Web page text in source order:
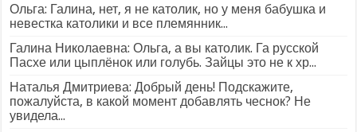
Ольга: Галина, нет, я не католик, но у меня бабушка и
невестка католики и все племянник...
Галина Николаевна: Ольга, а вы католик. Га русской
Пасхе или цыплёнок или голубь. Зайцы это не к хр...
Наталья Дмитриева: Добрый день! Подскажите,
пожалуйста, в какой момент добавлять чеснок? Не
увидела...